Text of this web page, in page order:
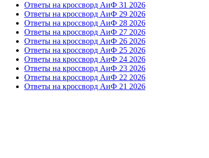
Ответы на кроссворд АиФ 31 2026
Ответы на кроссворд АиФ 29 2026
Ответы на кроссворд АиФ 28 2026
Ответы на кроссворд АиФ 27 2026
Ответы на кроссворд АиФ 26 2026
Ответы на кроссворд АиФ 25 2026
Ответы на кроссворд АиФ 24 2026
Ответы на кроссворд АиФ 23 2026
Ответы на кроссворд АиФ 22 2026
Ответы на кроссворд АиФ 21 2026